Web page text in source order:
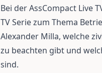
Bei der AssCompact Live
TV Serie zum Thema
Alexander Milla, welche
zu beachten gibt und
sind.